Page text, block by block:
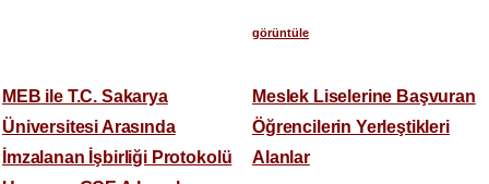
görüntüle
MEB ile T.C. Sakarya
Üniversitesi Arasında
İmzalanan İşbirliği Protokolü
Meslek Liselerine Başvuran
Öğrencilerin Yerleştikleri
Alanlar